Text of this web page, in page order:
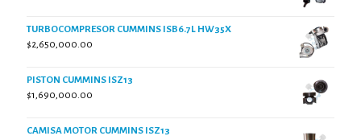
TURBOCOMPRESOR CUMMINS ISB6.7L HW35X
$2,650,000.00
PISTON CUMMINS ISZ13
$1,690,000.00
CAMISA MOTOR CUMMINS ISZ13